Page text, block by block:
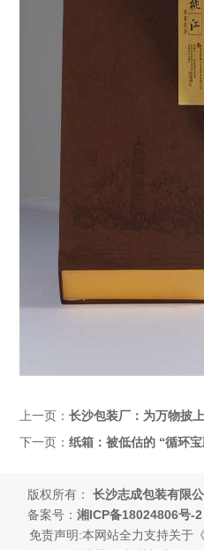
上一页：长沙包装厂：为万物披
下一页：纸箱：被低估的 “循环
版权所有：长沙志成包装有限公
备案号：湘ICP备18024806号-2
免责声明:本网站全力支持关于